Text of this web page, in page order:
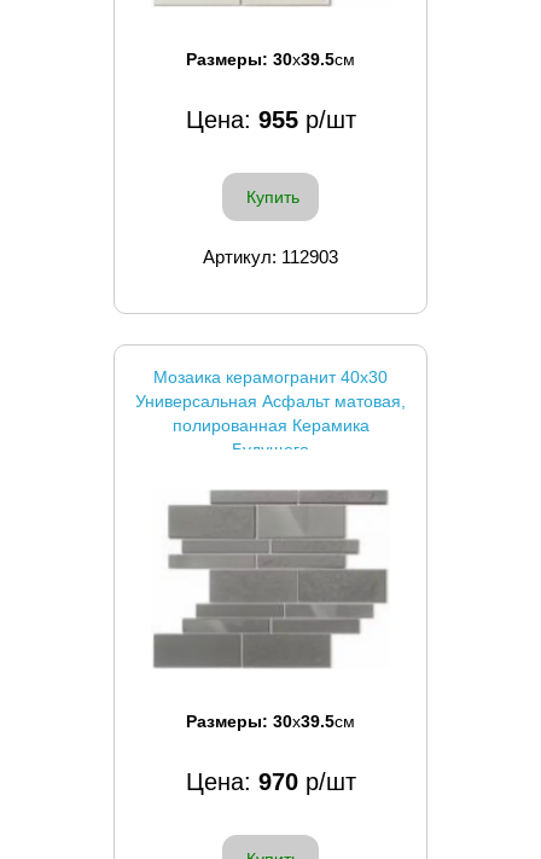
Размеры: 30x39.5см
Цена: 955р/шт
Купить
Артикул: 112903
Мозаика керамогранит 40x30
Универсальная Асфальт матовая,
полированная Керамика
Будущего
Размеры: 30x39.5см
Цена: 970р/шт